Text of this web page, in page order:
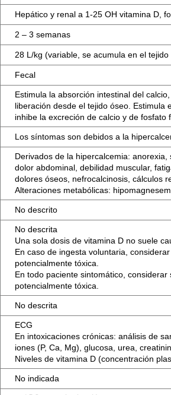
Hepático y renal a 1-25 OH vitamina D,
2 – 3 semanas
28 L/kg (variable, se acumula en el tejido
Fecal
Estimula la absorción intestinal del
liberación desde el tejido óseo. Estimula
inhibe la excreción de calcio y de fosfato
Los síntomas son debidos a la
Derivados de la hipercalcemia:
dolor abdominal, debilidad muscular,
dolores óseos, nefrocalcinosis, cálculos
Alteraciones metabólicas:
No descrito
No descrita
Una sola dosis de vitamina D no suele
En caso de ingesta voluntaria,
potencialmente tóxica.
En todo paciente sintomático,
potencialmente tóxica.
No descrita
ECG
En intoxicaciones crónicas: análisis de
iones (P, Ca, Mg), glucosa, urea,
Niveles de vitamina D (concentración
No indicada